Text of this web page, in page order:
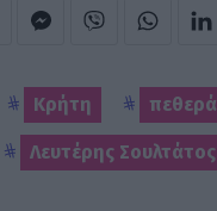
Κρήτη πεθερά
Λευτέρης Σουλτάτος